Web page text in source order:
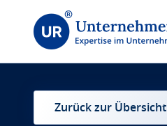
Zurück zur Übersicht